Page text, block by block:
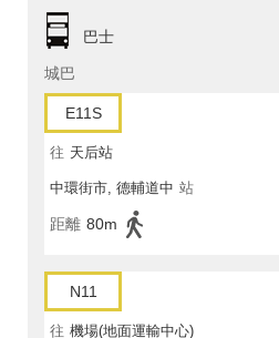
巴士
城巴
E11S
往 天后站
中環街市, 德輔道中 站
距離 80m
N11
往 機場(地面運輸中心)